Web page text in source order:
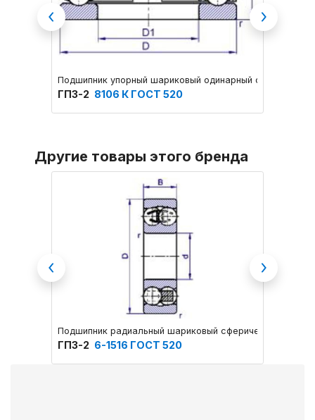
Подшипник упорный шариковый одинарный основное
ГПЗ-2 8106 К ГОСТ 520
Previous Next
Другие товары этого бренда
Подшипник радиальный шариковый сферический
ГПЗ-2 6-1516 ГОСТ 520
Previous Next